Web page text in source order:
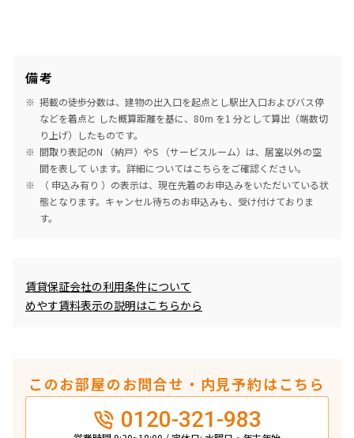
備考
掲載の徒歩分数は、建物の出入口を起点とし駅出入口およびバス停
などを着点と した概算距離を基に、80m を1 分として算出（端数切
り上げ）したものです。
間取り表記のN （納戸）やS （サービスルーム）は、居室以外の空
間を表して います。詳細についてはこちらをご確認ください。
（ 申込み有り ）の表示は、現在先着のお申込みをいただいている状
態となります。キャンセル待ちのお申込みも、受け付けておりま
す。
賃貸保証会社の利用条件について
めやす賃料表示の説明はこちらから
このお部屋のお問合せ・内見予約はこちら
0120-321-983